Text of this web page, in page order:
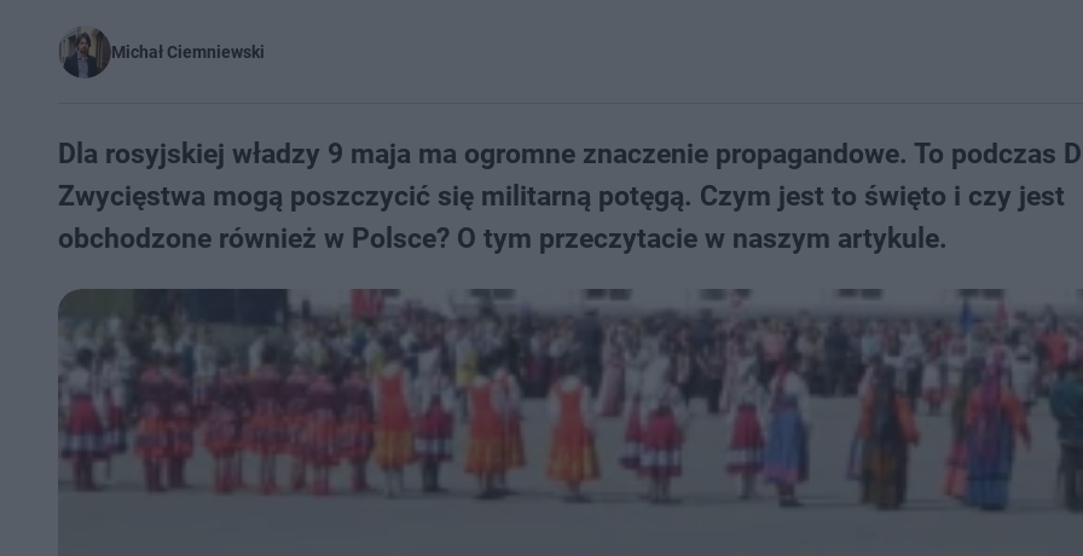
Michał Ciemniewski
Dla rosyjskiej władzy 9 maja ma ogromne znaczenie propagandowe. To podczas
Zwycięstwa mogą poszczycić się militarną potęgą. Czym jest to święto i czy jest
obchodzone również w Polsce? O tym przeczytacie w naszym artykule.